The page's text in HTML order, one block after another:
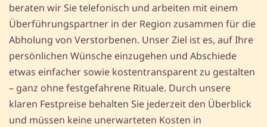
beraten wir Sie telefonisch und arbeiten mit einem
Überführungspartner in der Region zusammen für die
Abholung von Verstorbenen. Unser Ziel ist es, auf Ihre
persönlichen Wünsche einzugehen und Abschiede
etwas einfacher sowie kostentransparent zu gestalten
– ganz ohne festgefahrene Rituale. Durch unsere
klaren Festpreise behalten Sie jederzeit den Überblick
und müssen keine unerwarteten Kosten in